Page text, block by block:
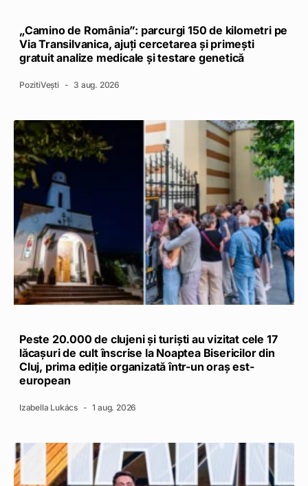
„Camino de România”: parcurgi 150 de kilometri pe
Via Transilvanica, ajuți cercetarea și primești
gratuit analize medicale și testare genetică
PozitiVești 3 aug. 2026
Peste 20.000 de clujeni și turiști au vizitat cele 17
lăcașuri de cult înscrise la Noaptea Bisericilor din
Cluj, prima ediție organizată într-un oraș est-
european
Izabella Lukács 1 aug. 2026